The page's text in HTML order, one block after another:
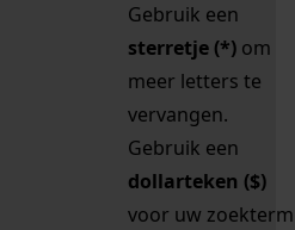
Gebruik een
sterretje (*) om
meer letters te
vervangen.
Gebruik een
dollarteken ($)
voor uw zoekterm